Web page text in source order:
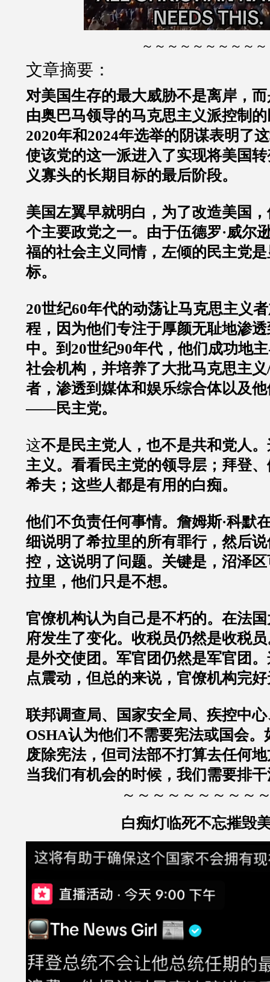
～～～～～～～～～～
文章摘要：
对美国生存的最大威胁不是离岸，
由奥巴马领导的马克思主义派控制
2020年和2024年选举的阴谋表明了
使该党的这一派进入了实现将美国
义寡头的长期目标的最后阶段。
美国左翼早就明白，为了改造美国
个主要政党之一。由于伍德罗·威尔
福的社会主义同情，左倾的民主党
标。
20世纪60年代的动荡让马克思主义
程，因为他们专注于厚颜无耻地渗
中。到20世纪90年代，他们成功地
社会机构，并培养了大批马克思主
者，渗透到媒体和娱乐综合体以及
——民主党。
这不是民主党人，也不是共和党人
主义。 看看民主党的领导层；拜登
希夫；这些人都是有用的白痴。
他们不负责任何事情。詹姆斯·科默
细说明了希拉里的所有罪行，然后
控，这说明了问题。关键是，沼泽
拉里，他们只是不想。
官僚机构认为自己是不朽的。在法
府发生了变化。收税员仍然是收税
是外交使团。军官团仍然是军官团
点震动，但总的来说，官僚机构完
联邦调查局、国家安全局、疾控中
OSHA认为他们不需要宪法或国会。
废除宪法，但司法部不打算去任何
当我们有机会的时候，我们需要排
～～～～～～～～～
白痴灯临死不忘摧毁